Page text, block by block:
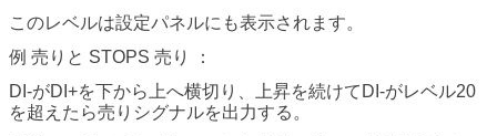
このレベルは設定パネルにも表示されます。
例 売りと STOPS 売り ：
DI-がDI+を下から上へ横切り、上昇を続けてDI-がレベル20
を超えたら売りシグナルを出力する。